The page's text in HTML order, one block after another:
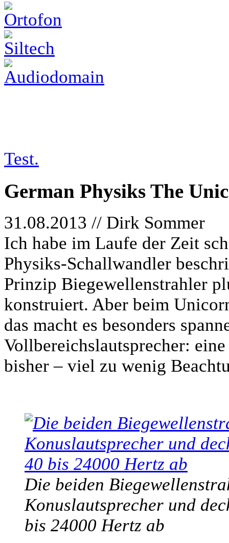
Test.
German Physiks The
31.08.2013 // Dirk Sommer
Ich habe im Laufe der Zeit
Physiks-Schallwandler
Prinzip Biegewellenstrahler
konstruiert. Aber beim
das macht es besonders
Vollbereichslautsprecher:
bisher – viel zu wenig
Die beiden
Konuslautsprecher und
bis 24000 Hertz ab